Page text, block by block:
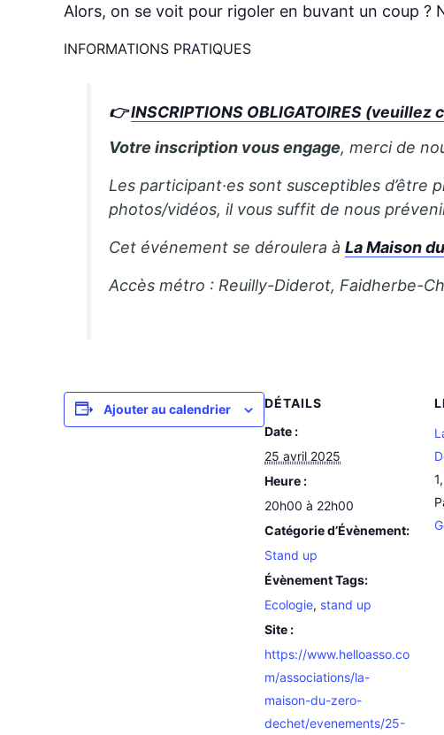
Alors, on se voit pour rigoler en buvant un coup ?
INFORMATIONS PRATIQUES
👉INSCRIPTIONS OBLIGATOIRES
Votre inscription vous engage, merci de
Les participant·es sont susceptibles d’être
photos/vidéos, il vous suffit de nous
Cet événement se déroulera àLa Maison
Accès métro : Reuilly-Diderot, Faidherbe-
Ajouter au calendrier
DÉTAILS
Date :
25 avril 2025
Heure :
20h00 à 22h00
Catégorie d’Évènement:
Stand up
Évènement Tags:
Ecologie, stand up
Site :
https://www.helloasso.co
m/associations/la-
maison-du-zero-
dechet/evenements/25-